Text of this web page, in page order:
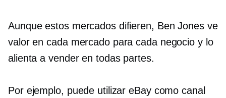
Aunque estos mercados difieren, Ben Jones ve
valor en cada mercado para cada negocio y lo
alienta a vender en todas partes.
Por ejemplo, puede utilizar eBay como canal